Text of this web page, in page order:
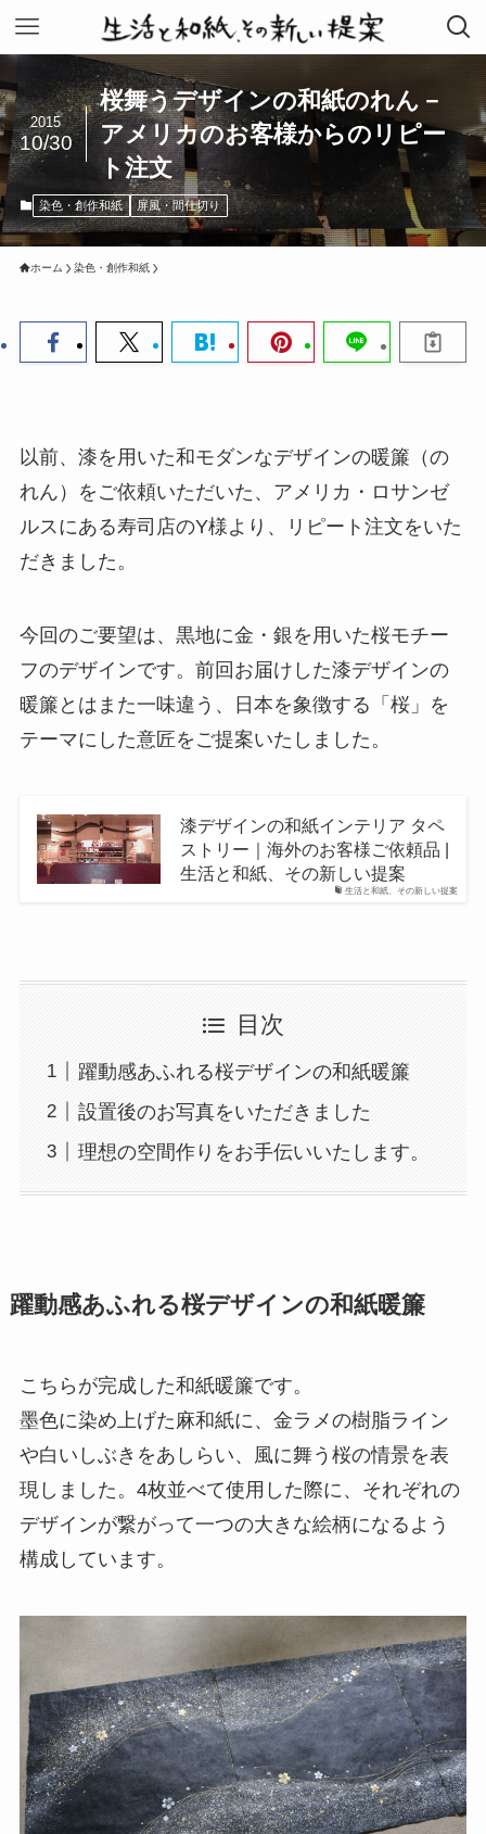
桜舞うデザインの和紙のれん－
アメリカのお客様からのリピー
ト注文
2015
10/30
染色・創作和紙 屏風・間仕切り
ホーム 染色・創作和紙
以前、漆を用いた和モダンなデザインの暖簾（の
れん）をご依頼いただいた、アメリカ・ロサンゼ
ルスにある寿司店のY様より、リピート注文をいた
だきました。
今回のご要望は、黒地に金・銀を用いた桜モチー
フのデザインです。前回お届けした漆デザインの
暖簾とはまた一味違う、日本を象徴する「桜」を
テーマにした意匠をご提案いたしました。
生活と和紙、その新しい提案
漆デザインの和紙インテリア タペ
ストリー｜海外のお客様ご依頼品 |
生活と和紙、その新しい提案
目次
躍動感あふれる桜デザインの和紙暖簾
設置後のお写真をいただきました
理想の空間作りをお手伝いいたします。
躍動感あふれる桜デザインの和紙暖簾
こちらが完成した和紙暖簾です。
墨色に染め上げた麻和紙に、金ラメの樹脂ライン
や白いしぶきをあしらい、風に舞う桜の情景を表
現しました。4枚並べて使用した際に、それぞれの
デザインが繋がって一つの大きな絵柄になるよう
構成しています。